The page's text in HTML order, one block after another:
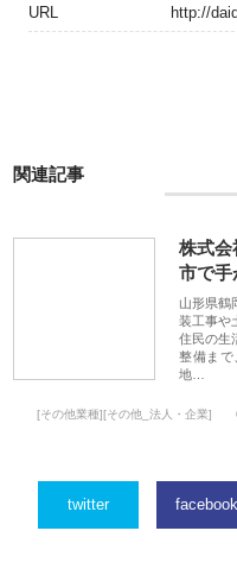
URL http://
関連記事
株式会
市で手
山形県鶴
装工事や
住民の生
整備まで
地…
[その他業種][その他_法人・企業]
twitter facebook